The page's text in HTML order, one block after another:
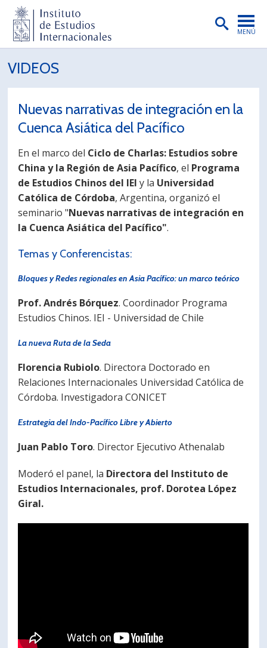
MENÚ
INSTITUTO
PREGRADO
POSTGRADO
INVESTIGACIÓN
EXTENSIÓN
PUBLICACIONES
BIBLIOTECA
ENGLISH
PORTUGUÊS
Postulantes Académicos
VIDEOS
Nuevas narrativas de integración en la
Cuenca Asiática del Pacífico
En el marco del Ciclo de Charlas: Estudios sobre
China y la Región de Asia Pacífico, el Programa
de Estudios Chinos del IEI y la Universidad
Católica de Córdoba, Argentina, organizó el
seminario "Nuevas narrativas de integración en
la Cuenca Asiática del Pacífico".
Temas y Conferencistas:
Bloques y Redes regionales en Asia Pacífico: un marco teórico
Prof. Andrés Bórquez. Coordinador Programa
Estudios Chinos. IEI - Universidad de Chile
La nueva Ruta de la Seda
Florencia Rubiolo. Directora Doctorado en
Relaciones Internacionales Universidad Católica de
Córdoba. Investigadora CONICET
Estrategia del Indo-Pacífico Libre y Abierto
Juan Pablo Toro. Director Ejecutivo Athenalab
Moderó el panel, la Directora del Instituto de
Estudios Internacionales, prof. Dorotea López
Giral.